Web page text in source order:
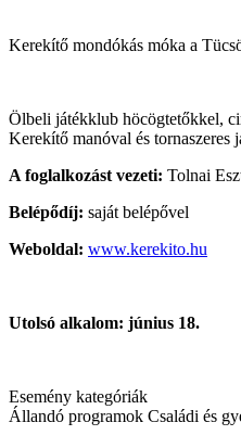
Kerekítő mondókás móka a
Ölbeli játékklub höcögtetőkkel,
Kerekítő manóval és tornaszeres
A foglalkozást vezeti: Tolnai
Belépődíj: saját belépővel
Weboldal: www.kerekito.hu
Utolsó alkalom: június 18.
Esemény kategóriák
Állandó programok Családi és